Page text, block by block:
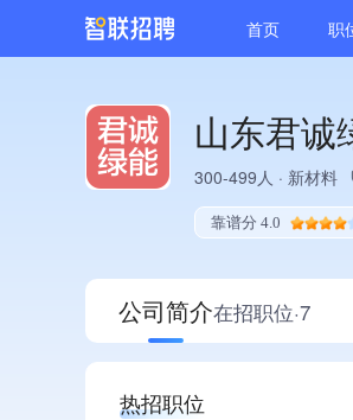
首页 职
山东君诚
300-499人 · 新材料
靠谱分 4.0
公司简介在招职位·7
热招职位